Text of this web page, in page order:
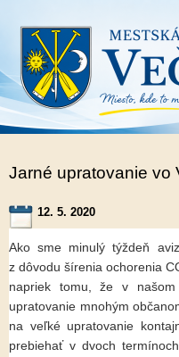
Jarné upratovanie vo
12. 5. 2020
Ako sme minulý týždeň
z dôvodu šírenia ochorenia
napriek tomu, že v
upratovanie mnohým
na veľké upratovanie
prebiehať v dvoch